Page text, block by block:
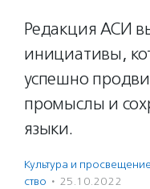
Редакция АСИ
инициативы,
успешно
промыслы и
языки.
Культура и просвещение
ство · 25.10.2022